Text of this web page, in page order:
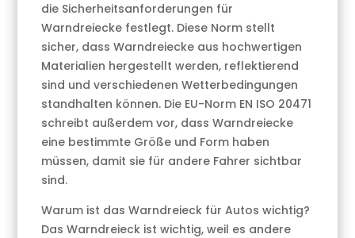
die Sicherheitsanforderungen für
Warndreiecke festlegt. Diese Norm stellt
sicher, dass Warndreiecke aus hochwertigen
Materialien hergestellt werden, reflektierend
sind und verschiedenen Wetterbedingungen
standhalten können. Die EU-Norm EN ISO 20471
schreibt außerdem vor, dass Warndreiecke
eine bestimmte Größe und Form haben
müssen, damit sie für andere Fahrer sichtbar
sind.
Warum ist das Warndreieck für Autos wichtig?
Das Warndreieck ist wichtig, weil es andere